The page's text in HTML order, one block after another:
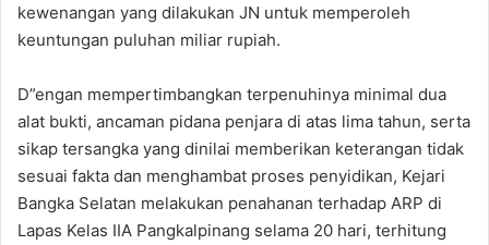
kewenangan yang dilakukan JN untuk memperoleh
keuntungan puluhan miliar rupiah.
D”engan mempertimbangkan terpenuhinya minimal dua
alat bukti, ancaman pidana penjara di atas lima tahun, serta
sikap tersangka yang dinilai memberikan keterangan tidak
sesuai fakta dan menghambat proses penyidikan, Kejari
Bangka Selatan melakukan penahanan terhadap ARP di
Lapas Kelas IIA Pangkalpinang selama 20 hari, terhitung